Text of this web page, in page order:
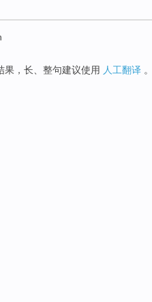
果，长、整句建议使用 人工翻译